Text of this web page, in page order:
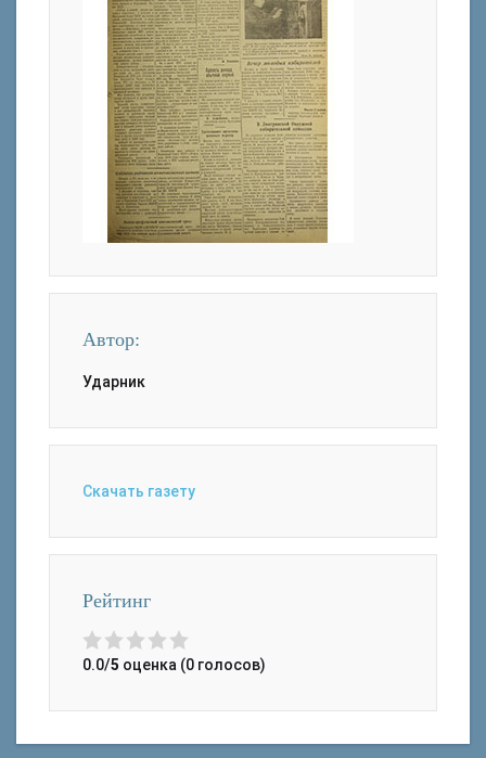
Автор:
Ударник
Скачать газету
Рейтинг
0.0/5 оценка (0 голосов)